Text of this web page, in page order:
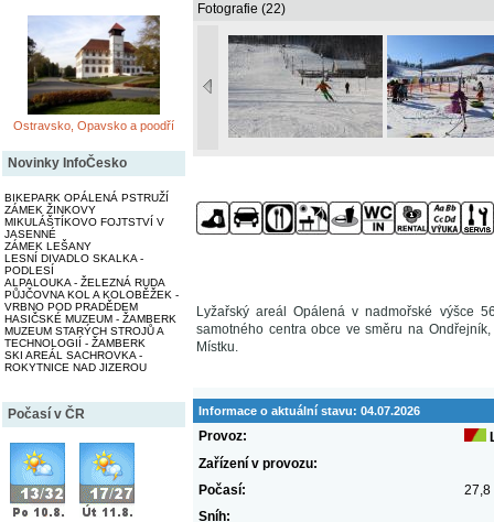
Ostravsko, Opavsko a poodří
Novinky InfoČesko
BIKEPARK OPÁLENÁ PSTRUŽÍ
ZÁMEK ŽINKOVY
MIKULÁŠTÍKOVO FOJTSTVÍ V
JASENNÉ
ZÁMEK LEŠANY
LESNÍ DIVADLO SKALKA -
PODLESÍ
ALPALOUKA - ŽELEZNÁ RUDA
PŮJČOVNA KOL A KOLOBĚŽEK -
VRBNO POD PRADĚDEM
HASIČSKÉ MUZEUM - ŽAMBERK
MUZEUM STARÝCH STROJŮ A
TECHNOLOGIÍ - ŽAMBERK
SKI AREÁL SACHROVKA -
ROKYTNICE NAD JIZEROU
Počasí v ČR
Fotografie (22)
Lyžařský areál Opálená v nadmořské výšce
samotného centra obce ve směru na
Místku.
Informace o aktuální stavu: 04.07.2026
Provoz:
Zařízení v provozu:
Počasí:
27,8
Sníh: